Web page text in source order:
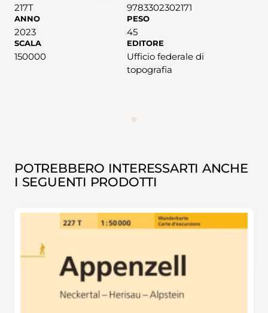
217T 9783302302171
ANNO
2023
PESO
45
SCALA
150000
EDITORE
Ufficio federale di
topografia
POTREBBERO INTERESSARTI ANCHE
I SEGUENTI PRODOTTI